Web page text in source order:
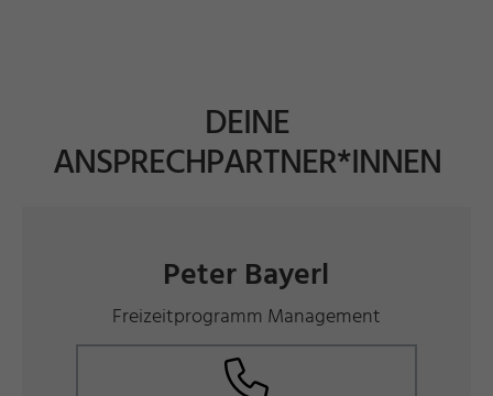
DEINE
ANSPRECHPARTNER*INNEN
Peter Bayerl
Freizeitprogramm Management